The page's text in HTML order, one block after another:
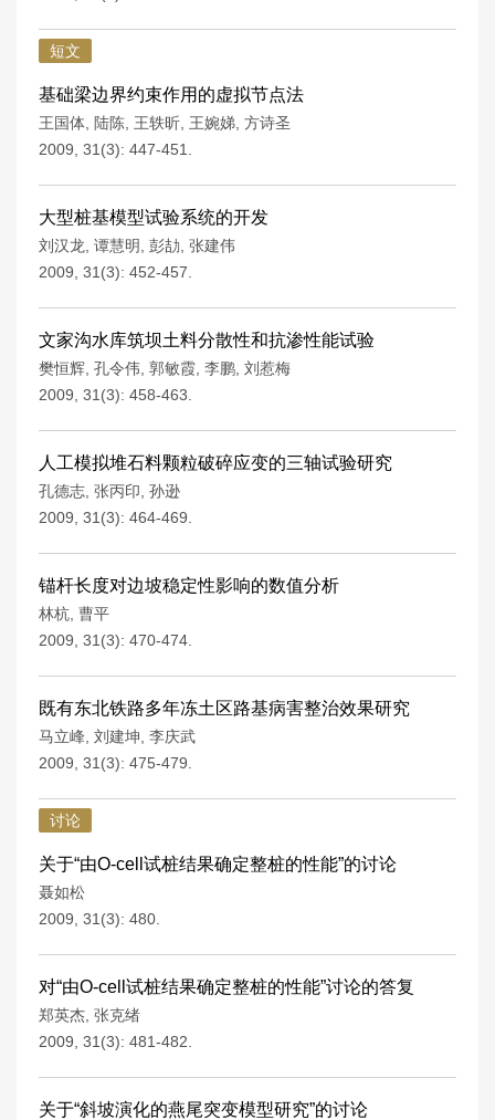
短文
基础梁边界约束作用的虚拟节点法
王国体 陆陈 王轶昕 王婉娣 方诗圣
2009, 31(3): 447-451.
大型桩基模型试验系统的开发
刘汉龙 谭慧明 彭劼 张建伟
2009, 31(3): 452-457.
文家沟水库筑坝土料分散性和抗渗性能试验
樊恒辉 孔令伟 郭敏霞 李鹏 刘惹梅
2009, 31(3): 458-463.
人工模拟堆石料颗粒破碎应变的三轴试验研究
孔德志 张丙印 孙逊
2009, 31(3): 464-469.
锚杆长度对边坡稳定性影响的数值分析
林杭 曹平
2009, 31(3): 470-474.
既有东北铁路多年冻土区路基病害整治效果研究
马立峰 刘建坤 李庆武
2009, 31(3): 475-479.
讨论
关于“由O-cell试桩结果确定整桩的性能”的讨论
聂如松
2009, 31(3): 480.
对“由O-cell试桩结果确定整桩的性能”讨论的答复
郑英杰 张克绪
2009, 31(3): 481-482.
关于“斜坡演化的燕尾突变模型研究”的讨论